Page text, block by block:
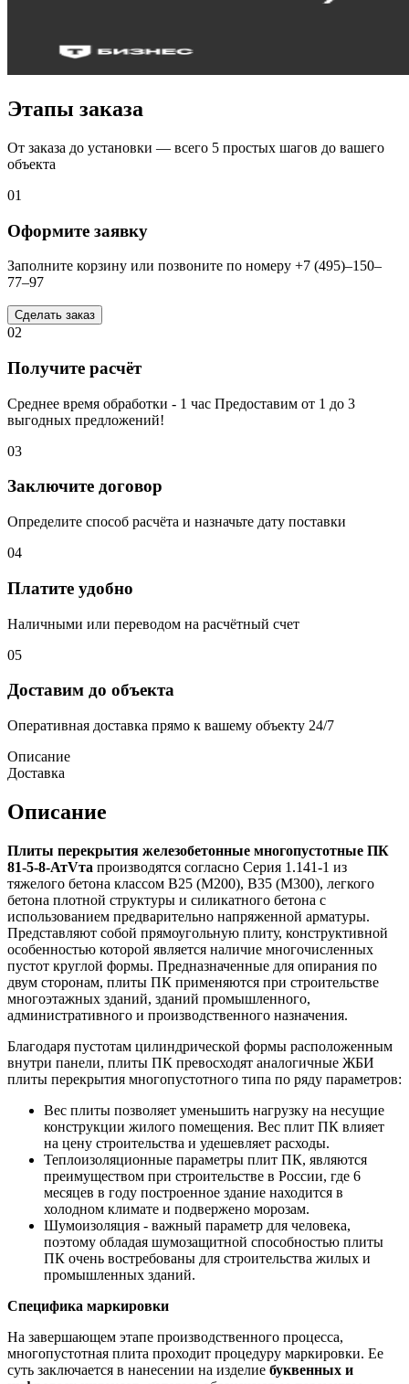
Этапы заказа
От заказа до установки — всего 5 простых шагов до вашего
объекта
01
Оформите заявку
Заполните корзину или позвоните по номеру +7 (495)–150–
77–97
Сделать заказ
02
Получите расчёт
Среднее время обработки - 1 час Предоставим от 1 до 3
выгодных предложений!
03
Заключите договор
Определите способ расчёта и назначьте дату поставки
04
Платите удобно
Наличными или переводом на расчётный счет
05
Доставим до объекта
Оперативная доставка прямо к вашему объекту 24/7
Описание
Доставка
Описание
Плиты перекрытия железобетонные многопустотные ПК
81-5-8-АтVта производятся согласно Серия 1.141-1 из
тяжелого бетона классом В25 (М200), В35 (М300), легкого
бетона плотной структуры и силикатного бетона с
использованием предварительно напряженной арматуры.
Представляют собой прямоугольную плиту, конструктивной
особенностью которой является наличие многочисленных
пустот круглой формы. Предназначенные для опирания по
двум сторонам, плиты ПК применяются при строительстве
многоэтажных зданий, зданий промышленного,
административного и производственного назначения.
Благодаря пустотам цилиндрической формы расположенным
внутри панели, плиты ПК превосходят аналогичные ЖБИ
плиты перекрытия многопустотного типа по ряду параметров:
Вес плиты позволяет уменьшить нагрузку на несущие
конструкции жилого помещения. Вес плит ПК влияет
на цену строительства и удешевляет расходы.
Теплоизоляционные параметры плит ПК, являются
преимуществом при строительстве в России, где 6
месяцев в году построенное здание находится в
холодном климате и подвержено морозам.
Шумоизоляция - важный параметр для человека,
поэтому обладая шумозащитной способностью плиты
ПК очень востребованы для строительства жилых и
промышленных зданий.
Специфика маркировки
На завершающем этапе производственного процесса,
многопустотная плита проходит процедуру маркировки. Ее
суть заключается в нанесении на изделие буквенных и